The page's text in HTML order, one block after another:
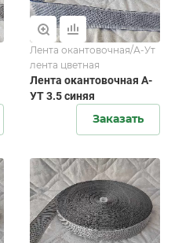
Лента окантовочная/А-Ут
лента цветная
Лента окантовочная А-
УТ 3.5 синяя
Заказать